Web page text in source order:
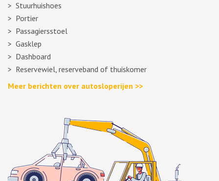
Stuurhuishoes
Portier
Passagiersstoel
Gasklep
Dashboard
Reservewiel, reserveband of thuiskomer
Meer berichten over autosloperijen >>